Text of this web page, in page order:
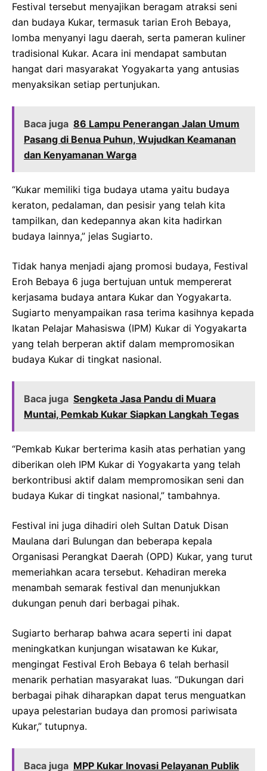
Festival tersebut menyajikan beragam atraksi seni
dan budaya Kukar, termasuk tarian Eroh Bebaya,
lomba menyanyi lagu daerah, serta pameran kuliner
tradisional Kukar. Acara ini mendapat sambutan
hangat dari masyarakat Yogyakarta yang antusias
menyaksikan setiap pertunjukan.
Baca juga 86 Lampu Penerangan Jalan Umum
Pasang di Benua Puhun, Wujudkan Keamanan
dan Kenyamanan Warga
“Kukar memiliki tiga budaya utama yaitu budaya
keraton, pedalaman, dan pesisir yang telah kita
tampilkan, dan kedepannya akan kita hadirkan
budaya lainnya,” jelas Sugiarto.
Tidak hanya menjadi ajang promosi budaya, Festival
Eroh Bebaya 6 juga bertujuan untuk mempererat
kerjasama budaya antara Kukar dan Yogyakarta.
Sugiarto menyampaikan rasa terima kasihnya kepada
Ikatan Pelajar Mahasiswa (IPM) Kukar di Yogyakarta
yang telah berperan aktif dalam mempromosikan
budaya Kukar di tingkat nasional.
Baca juga Sengketa Jasa Pandu di Muara
Muntai, Pemkab Kukar Siapkan Langkah Tegas
“Pemkab Kukar berterima kasih atas perhatian yang
diberikan oleh IPM Kukar di Yogyakarta yang telah
berkontribusi aktif dalam mempromosikan seni dan
budaya Kukar di tingkat nasional,” tambahnya.
Festival ini juga dihadiri oleh Sultan Datuk Disan
Maulana dari Bulungan dan beberapa kepala
Organisasi Perangkat Daerah (OPD) Kukar, yang turut
memeriahkan acara tersebut. Kehadiran mereka
menambah semarak festival dan menunjukkan
dukungan penuh dari berbagai pihak.
Sugiarto berharap bahwa acara seperti ini dapat
meningkatkan kunjungan wisatawan ke Kukar,
mengingat Festival Eroh Bebaya 6 telah berhasil
menarik perhatian masyarakat luas. “Dukungan dari
berbagai pihak diharapkan dapat terus menguatkan
upaya pelestarian budaya dan promosi pariwisata
Kukar,” tutupnya.
Baca juga MPP Kukar Inovasi Pelayanan Publik